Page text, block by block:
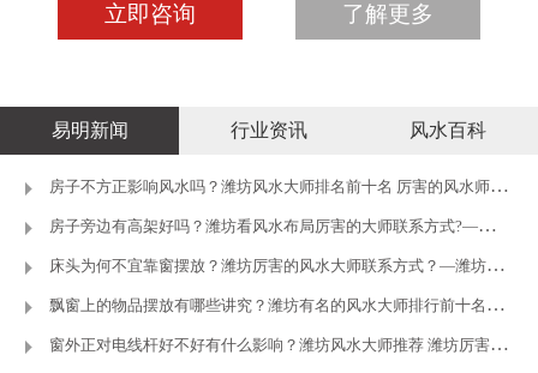
立即咨询 了解更多
易明新闻 行业资讯 风水百科
房子不方正影响风水吗？潍坊风水大师排名前十名 厉害的风水师推荐
房子旁边有高架好吗？潍坊看风水布局厉害的大师联系方式?—潍坊王
床头为何不宜靠窗摆放？潍坊厉害的风水大师联系方式？—潍坊王易明
飘窗上的物品摆放有哪些讲究？潍坊有名的风水大师排行前十名—潍坊
窗外正对电线杆好不好有什么影响？潍坊风水大师推荐 潍坊厉害的风